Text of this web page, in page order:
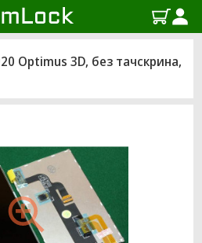
Optimus 3D, без тачскрина,